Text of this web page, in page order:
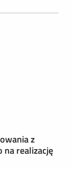
z
na realizację